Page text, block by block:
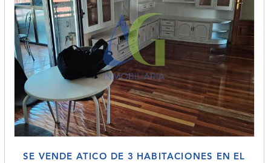
SE VENDE ATICO DE 3 HABITACIONES EN EL